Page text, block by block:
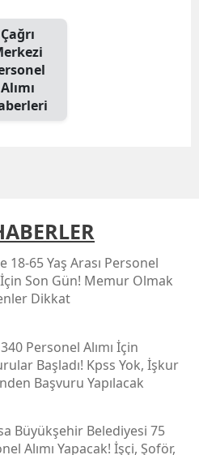
Çağrı
Alımı
18-65 Yaş Arası Personel
İçin Son Gün! Memur Olmak
Dikkat
Personel Alımı İçin
Başladı! Kpss Yok, İşkur
Başvuru Yapılacak
Büyükşehir Belediyesi 75
Alımı Yapacak! İşçi, Şoför,